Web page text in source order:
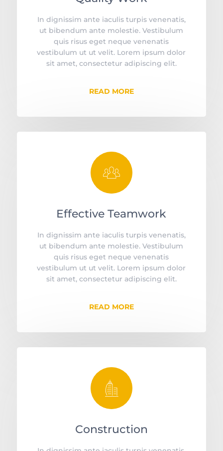
In dignissim ante iaculis turpis venenatis,
ut bibendum ante molestie. Vestibulum
quis risus eget neque venenatis
vestibulum ut ut velit. Lorem ipsum dolor
sit amet, consectetur adipiscing elit.
READ MORE
󡥍
Effective Teamwork
In dignissim ante iaculis turpis venenatis,
ut bibendum ante molestie. Vestibulum
quis risus eget neque venenatis
vestibulum ut ut velit. Lorem ipsum dolor
sit amet, consectetur adipiscing elit.
READ MORE
󡥦
Construction